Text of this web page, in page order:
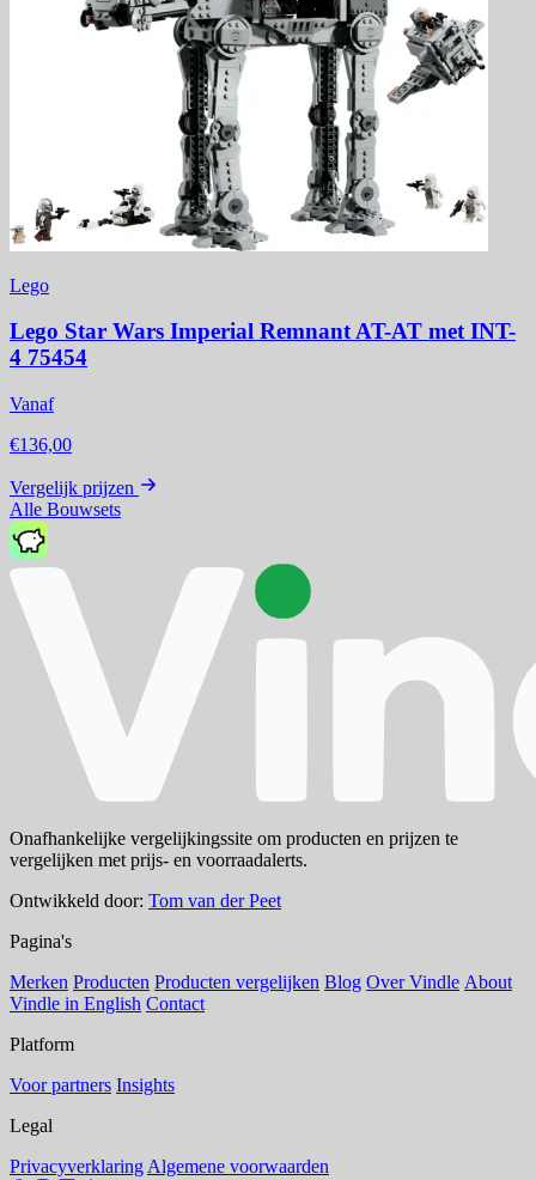
Lego
Lego Star Wars Imperial Remnant AT-AT met INT-
4 75454
Vanaf
€136,00
Vergelijk prijzen
Alle Bouwsets
Onafhankelijke vergelijkingssite om producten en prijzen te
vergelijken met prijs- en voorraadalerts.
Ontwikkeld door: Tom van der Peet
Pagina's
Merken Producten Producten vergelijken Blog Over Vindle About
Vindle in English Contact
Platform
Voor partners Insights
Legal
Privacyverklaring Algemene voorwaarden